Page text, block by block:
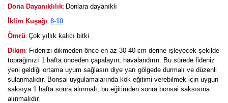
Dona Dayanıklılık: Donlara dayanıklı
İklim Kuşağı: 8-10
Ömrü: Çok yıllık kalıcı bitki
Dikim: Fidenizi dikmeden önce en az 30-40 cm derine işleyecek şekilde
toprağınızı 1 hafta önceden çapalayın, havalandırın. Bu sürede fideniz
yeni geldiği ortama uyum sağlasın diye yarı gölgede durmalı ve düzenli
sulanmalıdır. Bonsai uygulamalarında kök eğitimi verebilmek için uygun
saksıya 1 hafta sonra alınmalı, bu eğitimden sonra bonsai saksısına
alınmalıdır.